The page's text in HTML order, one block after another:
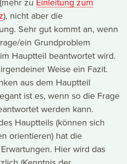
), nicht aber die
Sehr gut kommt an, wenn
ein Grundproblem
Hauptteil beantwortet wird.
Weise ein Fazit.
aus dem Hauptteil
ist es, wenn so die Frage
werden kann.
Hauptteils (können sich
orientieren) hat die
Hier wird das